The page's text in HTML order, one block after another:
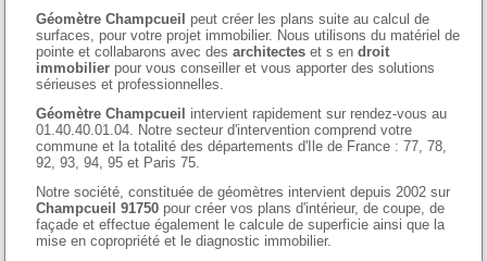
Géomètre Champcueil
peut créer les plans suite au calcul de
surfaces, pour votre projet immobilier. Nous utilisons du matériel de
pointe et collabarons avec desarchitectes et s endroit
immobilier pour vous conseiller et vous apporter des solutions
sérieuses et professionnelles.
Géomètre Champcueil
intervient rapidement sur rendez-vous au
01.40.40.01.04. Notre secteur d'intervention comprend votre
commune et la totalité des départements d'Ile de France : 77, 78,
92, 93, 94, 95 et Paris 75.
Notre société, constituée de géomètres intervient depuis 2002 sur
Champcueil 91750 pour créer vos plans d'intérieur, de coupe, de
façade et effectue également le calcule de superficie ainsi que la
mise en copropriété et le diagnostic immobilier.